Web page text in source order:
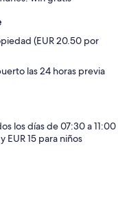
(EUR 20.50 por
las 24 horas previa
los días de 07:30 a 11:00
EUR 15 para niños